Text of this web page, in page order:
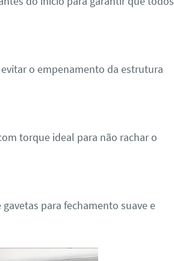
o empenamento da estrutura
torque ideal para não rachar o
para fechamento suave e